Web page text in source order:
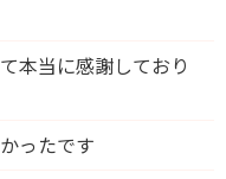
本当に感謝しており
ったです